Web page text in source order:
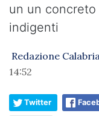
un un
indigenti
Redazione
14:52
Twitter